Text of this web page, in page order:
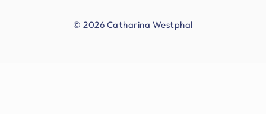
© 2026 Catharina Westphal